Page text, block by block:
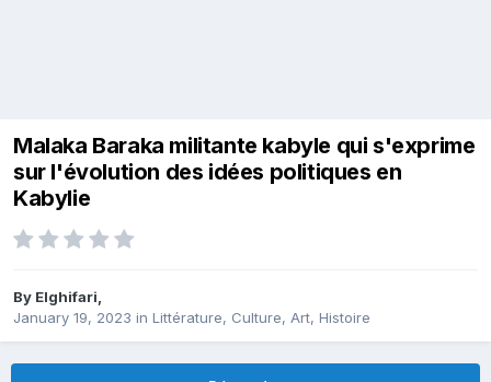
Malaka Baraka militante kabyle qui s'exprime
sur l'évolution des idées politiques en
Kabylie
By Elghifari,
January 19, 2023 in Littérature, Culture, Art, Histoire